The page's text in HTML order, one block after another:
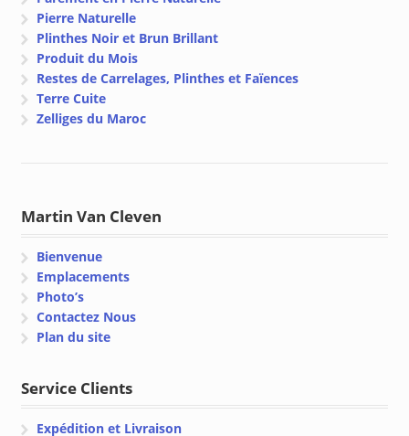
Pierre Naturelle
Plinthes Noir et Brun Brillant
Produit du Mois
Restes de Carrelages, Plinthes et Faïences
Terre Cuite
Zelliges du Maroc
Martin Van Cleven
Bienvenue
Emplacements
Photo’s
Contactez Nous
Plan du site
Service Clients
Expédition et Livraison